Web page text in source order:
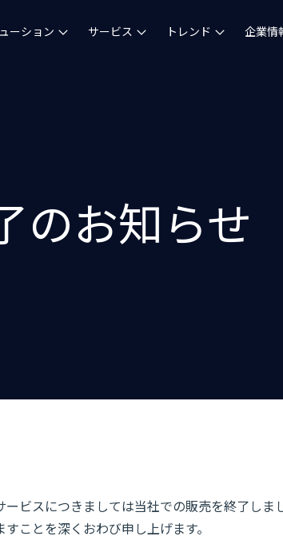
ーション サービス トレンド 企業情
のお知らせ
ービスにつきましては当社での販売を終了し
すことを深くおわび申し上げます。